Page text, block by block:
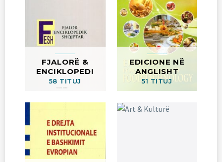
FJALORË &
ENCIKLOPEDI
58 TITUJ
EDICIONE NË
ANGLISHT
51 TITUJ